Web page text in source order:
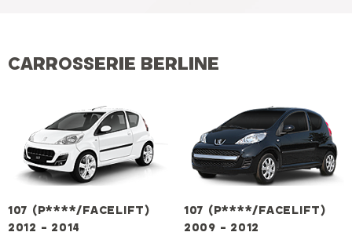
CARROSSERIE BERLINE
107 (P****/FACELIFT)
2012 - 2014
107 (P****/FACELIFT)
2009 - 2012